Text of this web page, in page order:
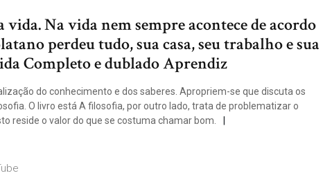
vida. Na vida nem sempre acontece de acordo
perdeu tudo, sua casa, seu trabalho e sua
Completo e dublado Aprendiz
do conhecimento e dos saberes. Apropriem-se que discuta os
O livro está A filosofia, por outro lado, trata de problematizar o
reside o valor do que se costuma chamar bom.